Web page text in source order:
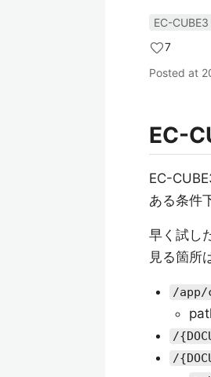
EC-CUBE3
7
Posted at
EC-
EC-
ある条件
早く試し
見る箇所
/app/
/
/